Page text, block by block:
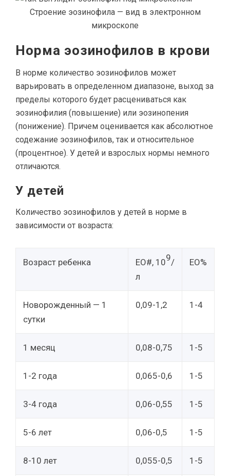
Строение эозинофила — вид в электронном
микроскопе
Норма эозинофилов в крови
В норме количество эозинофилов может
варьировать в определенном диапазоне, выход за
пределы которого будет расцениваться как
эозинофилия (повышение) или эозинопения
(понижение). Причем оценивается как абсолютное
содежание эозинофилов, так и относительное
(процентное). У детей и взрослых нормы немного
отличаются.
У детей
Количество эозинофилов у детей в норме в
зависимости от возраста:
Возраст ребенка EO#, 109/
л
EO%
Новорожденный — 1
сутки
0,09-1,2 1-4
1 месяц 0,08-0,75 1-5
1-2 года 0,065-0,6 1-5
3-4 года 0,06-0,55 1-5
5-6 лет 0,06-0,5 1-5
8-10 лет 0,055-0,5 1-5